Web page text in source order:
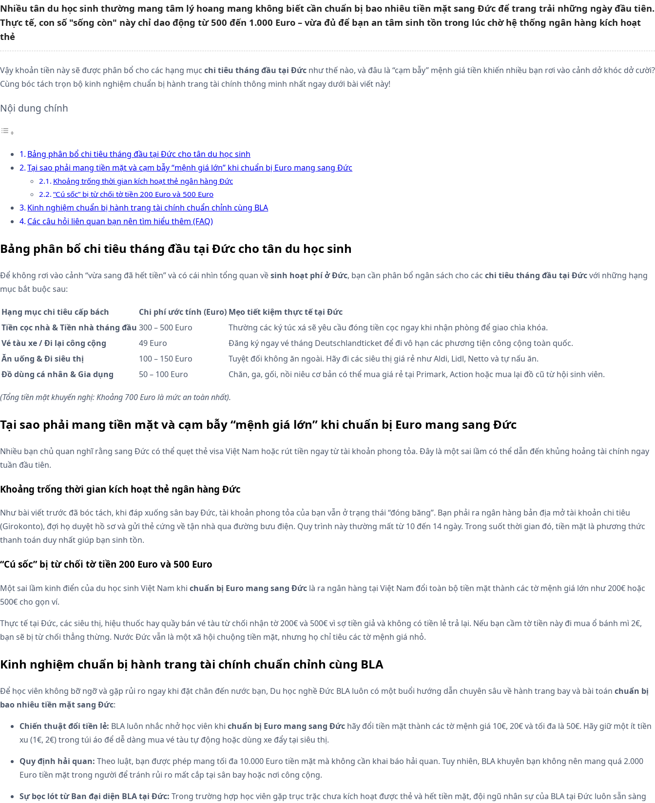
Nhiều tân du học sinh thường mang tâm lý hoang mang không biết cần chuẩn bị bao nhiêu tiền mặt sang Đức để trang trải những ngày đầu tiên.
Thực tế, con số "sống còn" này chỉ dao động từ 500 đến 1.000 Euro – vừa đủ để bạn an tâm sinh tồn trong lúc chờ hệ thống ngân hàng kích hoạt
thẻ
Vậy khoản tiền này sẽ được phân bổ cho các hạng mục chi tiêu tháng đầu tại Đức như thế nào, và đâu là “cạm bẫy” mệnh giá tiền khiến nhiều bạn rơi vào cảnh dở khóc dở cười?
Cùng bóc tách trọn bộ kinh nghiệm chuẩn bị hành trang tài chính thông minh nhất ngay dưới bài viết này!
Nội dung chính
Bảng phân bổ chi tiêu tháng đầu tại Đức cho tân du học sinh
Tại sao phải mang tiền mặt và cạm bẫy “mệnh giá lớn” khi chuẩn bị Euro mang sang Đức
Khoảng trống thời gian kích hoạt thẻ ngân hàng Đức
“Cú sốc” bị từ chối tờ tiền 200 Euro và 500 Euro
Kinh nghiệm chuẩn bị hành trang tài chính chuẩn chỉnh cùng BLA
Các câu hỏi liên quan bạn nên tìm hiểu thêm (FAQ)
Bảng phân bổ chi tiêu tháng đầu tại Đức cho tân du học sinh
Để không rơi vào cảnh “vừa sang đã hết tiền” và có cái nhìn tổng quan vềsinh hoạt phí ở Đức, bạn cần phân bổ ngân sách cho các chi tiêu tháng đầu tại Đứcvới những hạng
mục bắt buộc sau:
Hạng mục chi tiêu cấp bách Chi phí ước tính (Euro) Mẹo tiết kiệm thực tế tại Đức
Tiền cọc nhà & Tiền nhà tháng đầu 300 – 500 Euro
Thường các ký túc xá sẽ yêu cầu đóng tiền cọc ngay khi nhận phòng để giao chìa khóa.
Vé tàu xe / Đi lại công cộng
49 Euro
Đăng ký ngay vé tháng Deutschlandticket để đi vô hạn các phương tiện công cộng toàn quốc.
Ăn uống & Đi siêu thị
100 – 150 Euro
Tuyệt đối không ăn ngoài. Hãy đi các siêu thị giá rẻ như Aldi, Lidl, Netto và tự nấu ăn.
Đồ dùng cá nhân & Gia dụng
50 – 100 Euro Chăn, ga, gối, nồi niêu cơ bản có thể mua giá rẻ tại Primark, Action hoặc mua lại đồ cũ từ hội sinh viên.
(Tổng tiền mặt khuyến nghị: Khoảng 700 Euro là mức an toàn nhất).
Tại sao phải mang tiền mặt và cạm bẫy “mệnh giá lớn” khi chuẩn bị Euro mang sang Đức
Nhiều bạn chủ quan nghĩ rằng sang Đức có thể quẹt thẻ visa Việt Nam hoặc rút tiền ngay từ tài khoản phong tỏa. Đây là một sai lầm có thể dẫn đến khủng hoảng tài chính ngay
tuần đầu tiên.
Khoảng trống thời gian kích hoạt thẻ ngân hàng Đức
Như bài viết trước đã bóc tách, khi đáp xuống sân bay Đức, tài khoản phong tỏa của bạn vẫn ở trạng thái “đóng băng”. Bạn phải ra ngân hàng bản địa mở tài khoản chi tiêu
(Girokonto), đợi họ duyệt hồ sơ và gửi thẻ cứng về tận nhà qua đường bưu điện. Quy trình này thường mất từ 10 đến 14 ngày. Trong suốt thời gian đó, tiền mặt là phương thức
thanh toán duy nhất giúp bạn sinh tồn.
“Cú sốc” bị từ chối tờ tiền 200 Euro và 500 Euro
Một sai lầm kinh điển của du học sinh Việt Nam khi chuẩn bị Euro mang sang Đức là ra ngân hàng tại Việt Nam đổi toàn bộ tiền mặt thành các tờ mệnh giá lớn như 200€ hoặc
500€ cho gọn ví.
Thực tế tại Đức, các siêu thị, hiệu thuốc hay quầy bán vé tàu từ chối nhận tờ 200€ và 500€ vì sợ tiền giả và không có tiền lẻ trả lại. Nếu bạn cầm tờ tiền này đi mua ổ bánh mì 2€,
bạn sẽ bị từ chối thẳng thừng. Nước Đức vẫn là một xã hội chuộng tiền mặt, nhưng họ chỉ tiêu các tờ mệnh giá nhỏ.
Kinh nghiệm chuẩn bị hành trang tài chính chuẩn chỉnh cùng BLA
Để học viên không bỡ ngỡ và gặp rủi ro ngay khi đặt chân đến nước bạn, Du học nghề Đức BLA luôn có một buổi hướng dẫn chuyên sâu về hành trang bay và bài toán chuẩn bị
bao nhiêu tiền mặt sang Đức:
Chiến thuật đổi tiền lẻ: BLA luôn nhắc nhở học viên khi chuẩn bị Euro mang sang Đức hãy đổi tiền mặt thành các tờ mệnh giá 10€, 20€ và tối đa là 50€. Hãy giữ một ít tiền
xu (1€, 2€) trong túi áo để dễ dàng mua vé tàu tự động hoặc dùng xe đẩy tại siêu thị.
Quy định hải quan: Theo luật, bạn được phép mang tối đa 10.000 Euro tiền mặt mà không cần khai báo hải quan. Tuy nhiên, BLA khuyên bạn không nên mang quá 2.000
Euro tiền mặt trong người để tránh rủi ro mất cắp tại sân bay hoặc nơi công cộng.
Sự bọc lót từ Ban đại diện BLA tại Đức: Trong trường hợp học viên gặp trục trặc chưa kích hoạt được thẻ và hết tiền mặt, đội ngũ nhân sự của BLA tại Đức luôn sẵn sàng